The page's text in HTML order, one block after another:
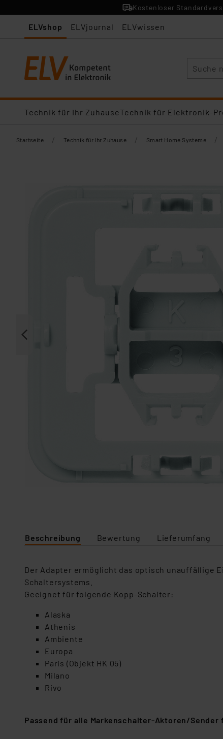
Kostenloser
ELVshop ELVjournal ELVwissen
Technik für Ihr ZuhauseTechnik für Elektronik-
Startseite / Technik für Ihr Zuhause / Smart Home Systeme /
Beschreibung Bewertung Lieferumfang
Der Adapter ermöglicht das optisch unauffällige
Schaltersystems.
Geeignet für folgende Kopp-Schalter:
Alaska
Athenis
Ambiente
Europa
Paris (Objekt HK 05)
Milano
Rivo
Passend für alle Markenschalter-Aktoren/Sender